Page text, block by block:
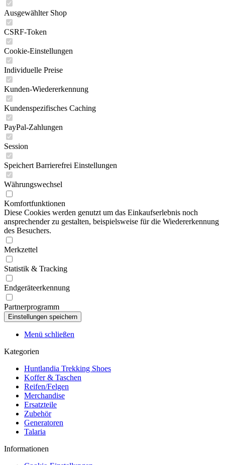
Ausgewählter Shop
CSRF-Token
Cookie-Einstellungen
Individuelle Preise
Kunden-Wiedererkennung
Kundenspezifisches Caching
PayPal-Zahlungen
Session
Speichert Barrierefrei Einstellungen
Währungswechsel
Komfortfunktionen
Diese Cookies werden genutzt um das Einkaufserlebnis noch
ansprechender zu gestalten, beispielsweise für die Wiedererkennung
des Besuchers.
Merkzettel
Statistik & Tracking
Endgeräteerkennung
Partnerprogramm
Menü schließen
Kategorien
Huntlandia Trekking Shoes
Koffer & Taschen
Reifen/Felgen
Merchandise
Ersatzteile
Zubehör
Generatoren
Talaria
Informationen